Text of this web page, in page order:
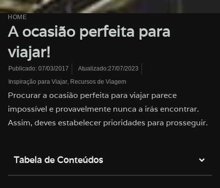
HOME
A ocasião perfeita para
viajar!
Publicado: 07/03/2017
Atualizado:27/07/2023
Inspiração para Viajar, Recursos de Viagem
Procurar a ocasião perfeita para viajar parece
impossível e provavelmente nunca a irás encontrar.
Assim, deves estabelecer prioridades para prosseguir.
Tabela de Conteúdos